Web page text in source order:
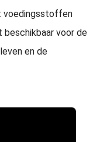
voedingsstoffen
beschikbaar voor de
en de